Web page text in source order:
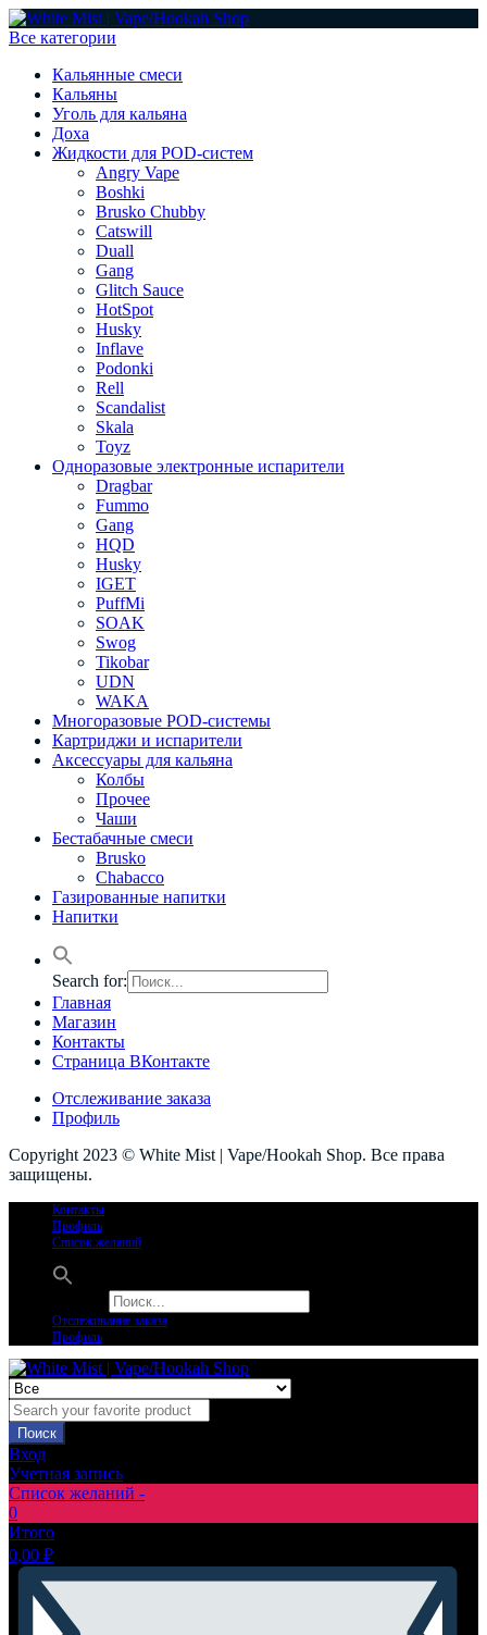
Все категории
Кальянные смеси
Кальяны
Уголь для кальяна
Доха
Жидкости для POD-систем
Angry Vape
Boshki
Brusko Chubby
Catswill
Duall
Gang
Glitch Sauce
HotSpot
Husky
Inflave
Podonki
Rell
Scandalist
Skala
Toyz
Одноразовые электронные испарители
Dragbar
Fummo
Gang
HQD
Husky
IGET
PuffMi
SOAK
Swog
Tikobar
UDN
WAKA
Многоразовые POD-системы
Картриджи и испарители
Аксессуары для кальяна
Колбы
Прочее
Чаши
Бестабачные смеси
Brusko
Chabacco
Газированные напитки
Напитки
Search for:
Главная
Магазин
Контакты
Страница ВКонтакте
Отслеживание заказа
Профиль
Copyright 2023 © White Mist | Vape/Hookah Shop. Все права
защищены.
Контакты
Профиль
Список желаний
Отслеживание заказа
Профиль
Поиск
Вход
Учетная запись
Список желаний -
0
Итого
0,00 ₽